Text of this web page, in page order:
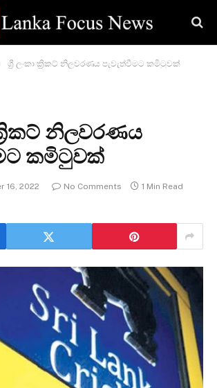
ශ්‍රී ලංකා ක්‍රිකට් නිලවරණය පැවැත්වීමට කමිටුවක්
ක්‍රිකට් නිලවරණය
කමිටුවක්
16, 2022 No Comments
1 Min Read